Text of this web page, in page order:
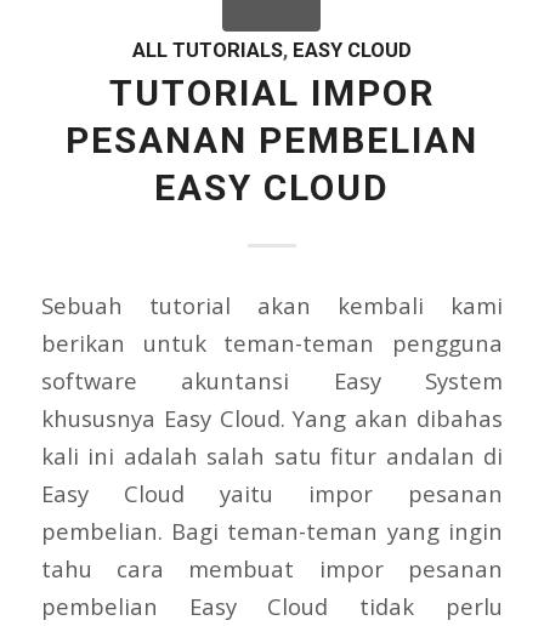
ALL TUTORIALS, EASY CLOUD
TUTORIAL IMPOR
PESANAN PEMBELIAN
EASY CLOUD
Sebuah tutorial akan kembali kami
berikan untuk teman-teman pengguna
software akuntansi Easy System
khususnya Easy Cloud. Yang akan dibahas
kali ini adalah salah satu fitur andalan di
Easy Cloud yaitu impor pesanan
pembelian. Bagi teman-teman yang ingin
tahu cara membuat impor pesanan
pembelian Easy Cloud tidak perlu